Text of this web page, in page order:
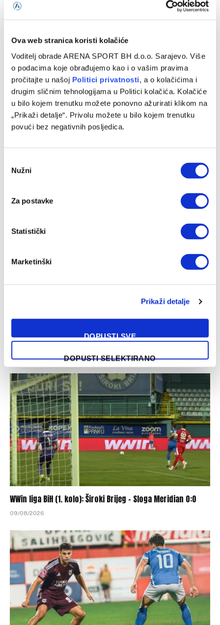
Ova web stranica koristi kolačiće
Voditelj obrade ARENA SPORT BH d.o.o. Sarajevo. Više
o podacima koje obrađujemo kao i o vašim pravima
pročitajte u našoj Politici privatnosti, a o kolačićima i
drugim sličnim tehnologijama u Politici kolačića. Kolačiće
u bilo kojem trenutku možete ponovno ažurirati klikom na
„Prikaži detalje“. Privolu možete u bilo kojem trenutku
povući bez negativnih posljedica.
Selection
Nužni
Za postavke
Statistički
Marketinški
Prikaži detalje
DOPUSTI SVE
DOPUSTI SELEKTIRANO
Dvojna registracija: Velež nekoliko igrača šalje u redove
federalnog prvoligaša
Zekić o odluci da Gojković bude napadač: To je bilo
09/08/2026
Borac u derbiju dočekuje Velež, Zrinjski domaćin Čeliku
09/08/2026
WWin liga BiH (1. kolo): Široki Brijeg – Sloga Meridian 0:0
09/08/2026